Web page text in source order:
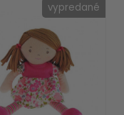
vypredané